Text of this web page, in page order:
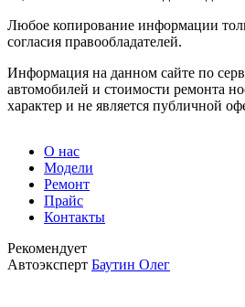
Любое копирование информации
согласия правообладателей.
Информация на данном сайте по
автомобилей и стоимости ремонта
характер и не является публичной
О нас
Модели
Ремонт
Прайс
Контакты
Рекомендует
Автоэксперт Баутин Олег